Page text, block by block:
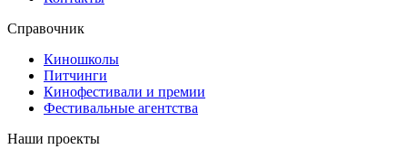
Справочник
Киношколы
Питчинги
Кинофестивали и премии
Фестивальные агентства
Наши проекты